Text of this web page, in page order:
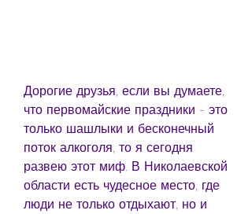
Дорогие друзья, если вы думаете,
что первомайские праздники - это
только шашлыки и бесконечный
поток алкоголя, то я сегодня
развею этот миф. В Николаевской
области есть чудесное место, где
люди не только отдыхают, но и